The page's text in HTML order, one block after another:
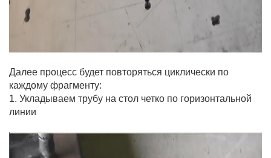
Далее процесс будет повторяться циклически по
каждому фрагменту:
1. Укладываем трубу на стол четко по горизонтальной
линии